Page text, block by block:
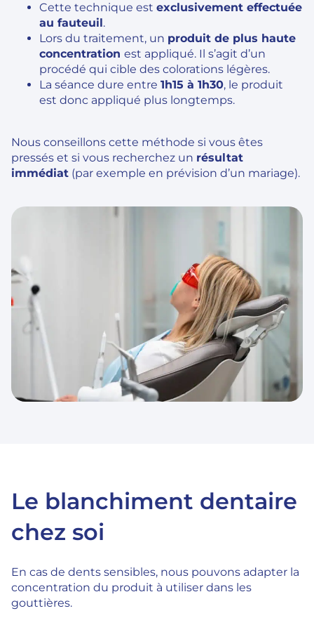
Cette technique est exclusivement effectuée
au fauteuil.
Lors du traitement, un produit de plus haute
concentration est appliqué. Il s’agit d’un
procédé qui cible des colorations légères.
La séance dure entre 1h15 à 1h30, le produit
est donc appliqué plus longtemps.
Nous conseillons cette méthode si vous êtes
pressés et si vous recherchez un résultat
immédiat (par exemple en prévision d’un mariage).
Le blanchiment dentaire
chez soi
En cas de dents sensibles, nous pouvons adapter la
concentration du produit à utiliser dans les
gouttières.